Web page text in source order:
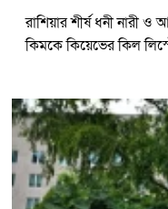
রাশিয়ার শীর্ষ ধনী নারী ও
কিমকে কিয়েভের কিল